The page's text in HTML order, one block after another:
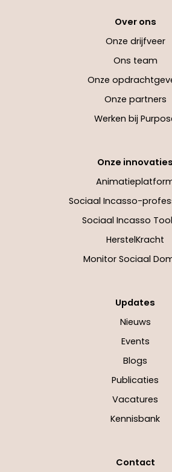
Over ons
Onze drijfveer
Ons team
Onze
Onze partners
Werken bij
Onze innovaties
Sociaal Incasso-
Sociaal Incasso
HerstelKracht
Monitor Sociaal
Updates
Nieuws
Events
Blogs
Publicaties
Vacatures
Kennisbank
Contact